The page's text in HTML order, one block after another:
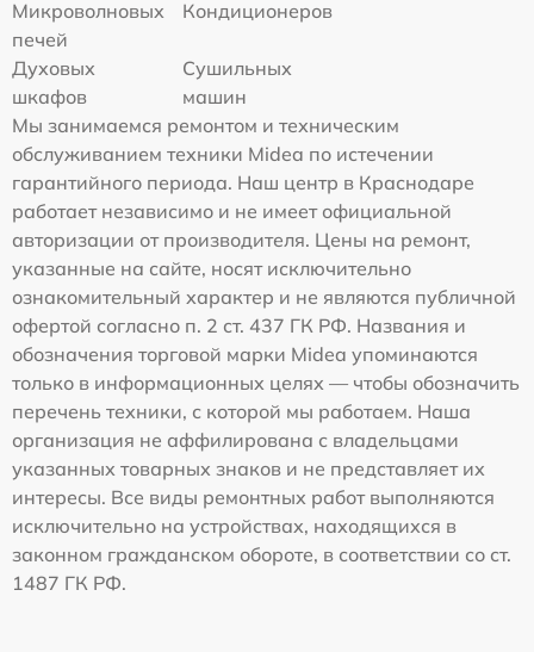
Микроволновых
печей
Кондиционеров
Духовых
шкафов
Сушильных
машин
Мы занимаемся ремонтом и техническим
обслуживанием техники Midea по истечении
гарантийного периода. Наш центр в Краснодаре
работает независимо и не имеет официальной
авторизации от производителя. Цены на ремонт,
указанные на сайте, носят исключительно
ознакомительный характер и не являются публичной
офертой согласно п. 2 ст. 437 ГК РФ. Названия и
обозначения торговой марки Midea упоминаются
только в информационных целях — чтобы обозначить
перечень техники, с которой мы работаем. Наша
организация не аффилирована с владельцами
указанных товарных знаков и не представляет их
интересы. Все виды ремонтных работ выполняются
исключительно на устройствах, находящихся в
законном гражданском обороте, в соответствии со ст.
1487 ГК РФ.